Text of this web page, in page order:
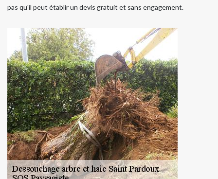
pas qu'il peut établir un devis gratuit et sans engagement.